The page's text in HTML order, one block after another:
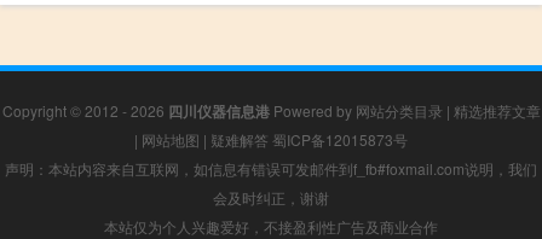
Copyright © 2012 - 2026 四川仪器信息港Powered by 网站分类目录 | 精选推荐文章
| 网站地图 | 疑难解答 蜀ICP备12015873号
声明：本站内容来自互联网，如信息有错误可发邮件到f_fb#foxmail.com说明，我们
会及时纠正，谢谢
本站仅为个人兴趣爱好，不接盈利性广告及商业合作